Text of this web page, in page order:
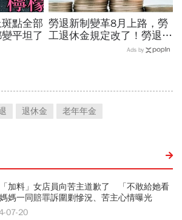
點全部
平坦了
勞退新制變革8月上路，勞
工退休金規定改了！勞退月
領可反悔、自提6%不得
Ads by
退休金 老年年金
加料」女店員向苦主道歉了 「不敢給她看
媽一同賠罪訴圍剿慘況、苦主心情曝光
07-20